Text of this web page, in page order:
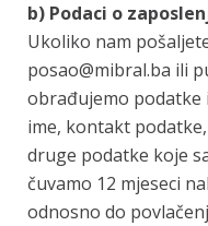
b) Podaci o
Ukoliko nam
posao@mibral.ba ili
obrađujemo podatke
ime, kontakt
druge podatke koje
čuvamo 12 mjeseci
odnosno do